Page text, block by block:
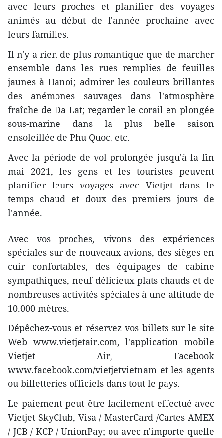
avec leurs proches et planifier des voyages
animés au début de l'année prochaine avec
leurs familles.
Il n'y a rien de plus romantique que de marcher
ensemble dans les rues remplies de feuilles
jaunes à Hanoi; admirer les couleurs brillantes
des anémones sauvages dans l'atmosphère
fraîche de Da Lat; regarder le corail en plongée
sous-marine dans la plus belle saison
ensoleillée de Phu Quoc, etc.
Avec la période de vol prolongée jusqu'à la fin
mai 2021, les gens et les touristes peuvent
planifier leurs voyages avec Vietjet dans le
temps chaud et doux des premiers jours de
l'année.
Avec vos proches, vivons des expériences
spéciales sur de nouveaux avions, des sièges en
cuir confortables, des équipages de cabine
sympathiques, neuf délicieux plats chauds et de
nombreuses activités spéciales à une altitude de
10.000 mètres.
Dépêchez-vous et réservez vos billets sur le site
Web www.vietjetair.com, l'application mobile
Vietjet Air, Facebook
www.facebook.com/vietjetvietnam et les agents
ou billetteries officiels dans tout le pays.
Le paiement peut être facilement effectué avec
Vietjet SkyClub, Visa / MasterCard /Cartes AMEX
/ JCB / KCP / UnionPay; ou avec n'importe quelle